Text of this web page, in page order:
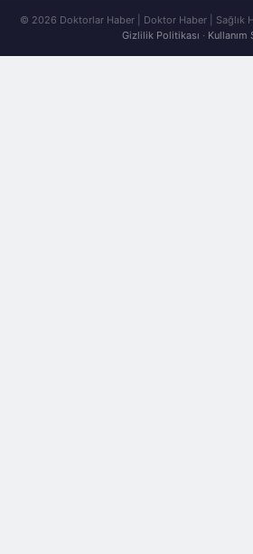
© 2026 Doktorlar Haber | Doktor Haber | Sağlık
Gizlilik Politikası · Kullanım